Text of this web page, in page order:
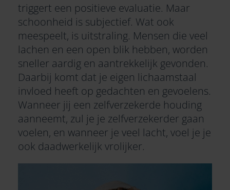
triggert een positieve evaluatie. Maar
schoonheid is subjectief. Wat ook
meespeelt, is uitstraling. Mensen die veel
lachen en een open blik hebben, worden
sneller aardig en aantrekkelijk gevonden.
Daarbij komt dat je eigen lichaamstaal
invloed heeft op gedachten en gevoelens.
Wanneer jij een zelfverzekerde houding
aanneemt, zul je je zelfverzekerder gaan
voelen, en wanneer je veel lacht, voel je je
ook daadwerkelijk vrolijker.